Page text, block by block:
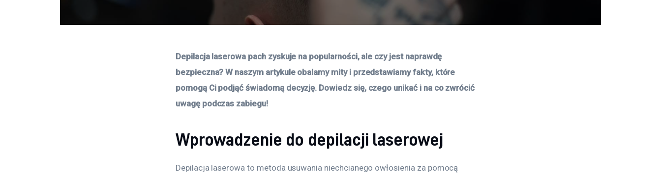
Depilacja laserowa pach zyskuje na popularności, ale czy jest naprawdę
bezpieczna? W naszym artykule obalamy mity i przedstawiamy fakty, które
pomogą Ci podjąć świadomą decyzję. Dowiedz się, czego unikać i na co zwrócić
uwagę podczas zabiegu!
Wprowadzenie do depilacji laserowej
Depilacja laserowa to metoda usuwania niechcianego owłosienia za pomocą